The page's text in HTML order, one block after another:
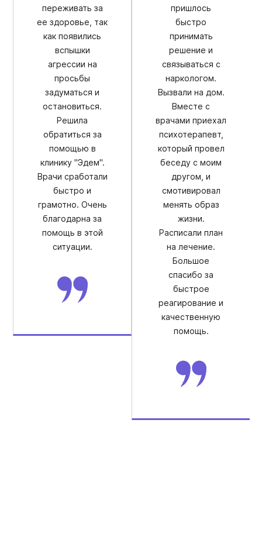
переживать за
ее здоровье, так
как появились
вспышки
агрессии на
просьбы
задуматься и
остановиться.
Решила
обратиться за
помощью в
клинику "Эдем".
Врачи сработали
быстро и
грамотно. Очень
благодарна за
помощь в этой
ситуации.
пришлось
быстро
принимать
решение и
связываться с
наркологом.
Вызвали на дом.
Вместе с
врачами приехал
психотерапевт,
который провел
беседу с моим
другом, и
смотивировал
менять образ
жизни.
Расписали план
на лечение.
Большое
спасибо за
быстрое
реагирование и
качественную
помощь.